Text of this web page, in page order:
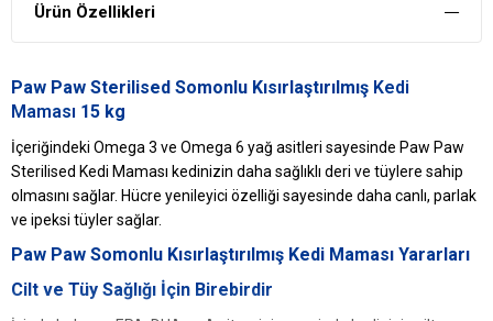
Ürün Özellikleri
Paw Paw Sterilised Somonlu Kısırlaştırılmış Kedi
Maması 15 kg
İçeriğindeki Omega 3 ve Omega 6 yağ asitleri sayesinde Paw Paw
Sterilised Kedi Maması kedinizin daha sağlıklı deri ve tüylere sahip
olmasını sağlar. Hücre yenileyici özelliği sayesinde daha canlı, parlak
ve ipeksi tüyler sağlar.
Paw Paw Somonlu Kısırlaştırılmış Kedi Maması Yararları
Cilt ve Tüy Sağlığı İçin Birebirdir